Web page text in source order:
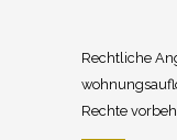
Rechtliche
Rechte